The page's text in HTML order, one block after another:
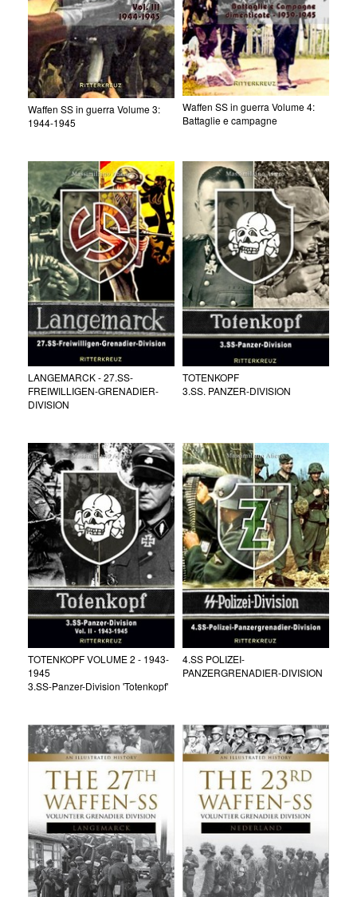
Waffen SS in guerra Volume 3:
1944-1945
Waffen SS in guerra Volume 4:
Battaglie e campagne
LANGEMARCK - 27.SS-
FREIWILLIGEN-GRENADIER-
DIVISION
TOTENKOPF
3.SS. PANZER-DIVISION
TOTENKOPF VOLUME 2 - 1943-
1945
3.SS-Panzer-Division 'Totenkopf'
4.SS POLIZEI-
PANZERGRENADIER-DIVISION